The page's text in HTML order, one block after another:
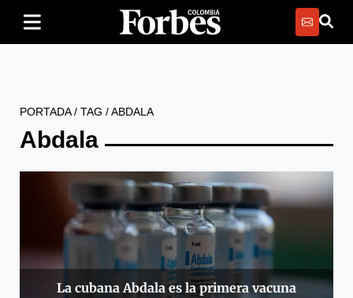
PORTADA/ TAG /ABDALA
Abdala
La cubana Abdala es la primera vacuna